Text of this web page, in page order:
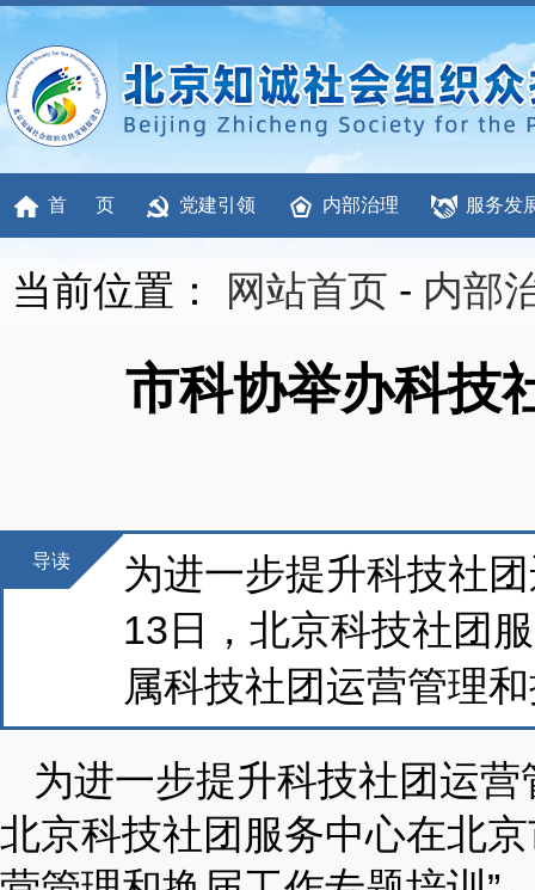
首 页 党建引领 内部治理 服务发
当前位置： 网站首页 - 内部
市科协举办科技
导读
为进一步提升科技社
13日，北京科技社团
属科技社团运营管理
为进一步提升科技社团运
北京科技社团服务中心在北